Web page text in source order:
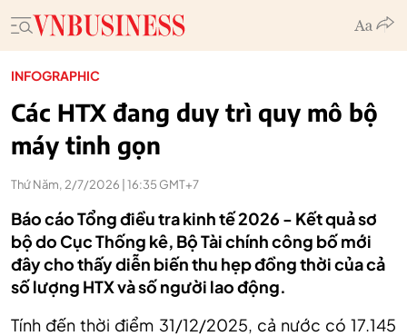
INFOGRAPHIC
Các HTX đang duy trì quy mô bộ
máy tinh gọn
Thứ Năm, 2/7/2026 | 16:35 GMT+7
Báo cáo Tổng điều tra kinh tế 2026 - Kết quả sơ
bộ do Cục Thống kê, Bộ Tài chính công bố mới
đây cho thấy diễn biến thu hẹp đồng thời của cả
số lượng HTX và số người lao động.
Tính đến thời điểm 31/12/2025, cả nước có 17.145